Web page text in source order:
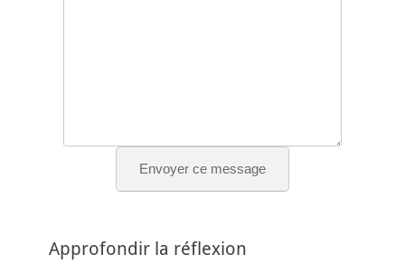
Envoyer ce message
Approfondir la réflexion